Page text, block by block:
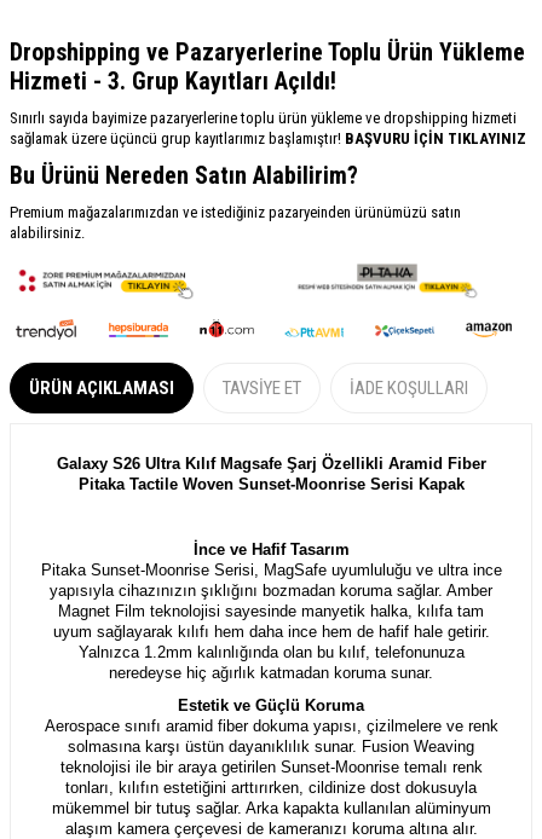
Dropshipping ve Pazaryerlerine Toplu Ürün Yükleme
Hizmeti - 3. Grup Kayıtları Açıldı!
Sınırlı sayıda bayimize pazaryerlerine toplu ürün yükleme ve dropshipping hizmeti
sağlamak üzere üçüncü grup kayıtlarımız başlamıştır! BAŞVURU İÇİN TIKLAYINIZ
Bu Ürünü Nereden Satın Alabilirim?
Premium mağazalarımızdan ve istediğiniz pazaryeinden ürünümüzü satın
alabilirsiniz.
ÜRÜN AÇIKLAMASI TAVSIYE ET İADE KOŞULLARI
Galaxy S26 Ultra Kılıf Magsafe Şarj Özellikli Aramid Fiber
Pitaka Tactile Woven Sunset-Moonrise Serisi Kapak
İnce ve Hafif Tasarım
Pitaka Sunset-Moonrise Serisi, MagSafe uyumluluğu ve ultra ince
yapısıyla cihazınızın şıklığını bozmadan koruma sağlar. Amber
Magnet Film teknolojisi sayesinde manyetik halka, kılıfa tam
uyum sağlayarak kılıfı hem daha ince hem de hafif hale getirir.
Yalnızca 1.2mm kalınlığında olan bu kılıf, telefonunuza
neredeyse hiç ağırlık katmadan koruma sunar.
Estetik ve Güçlü Koruma
Aerospace sınıfı aramid fiber dokuma yapısı, çizilmelere ve renk
solmasına karşı üstün dayanıklılık sunar. Fusion Weaving
teknolojisi ile bir araya getirilen Sunset-Moonrise temalı renk
tonları, kılıfın estetiğini arttırırken, cildinize dost dokusuyla
mükemmel bir tutuş sağlar. Arka kapakta kullanılan alüminyum
alaşım kamera çerçevesi de kameranızı koruma altına alır.